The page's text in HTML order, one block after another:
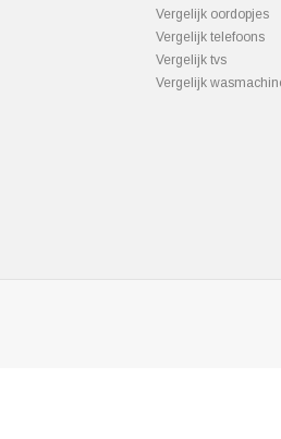
Vergelijk oordopjes
Vergelijk telefoons
Vergelijk tvs
Vergelijk